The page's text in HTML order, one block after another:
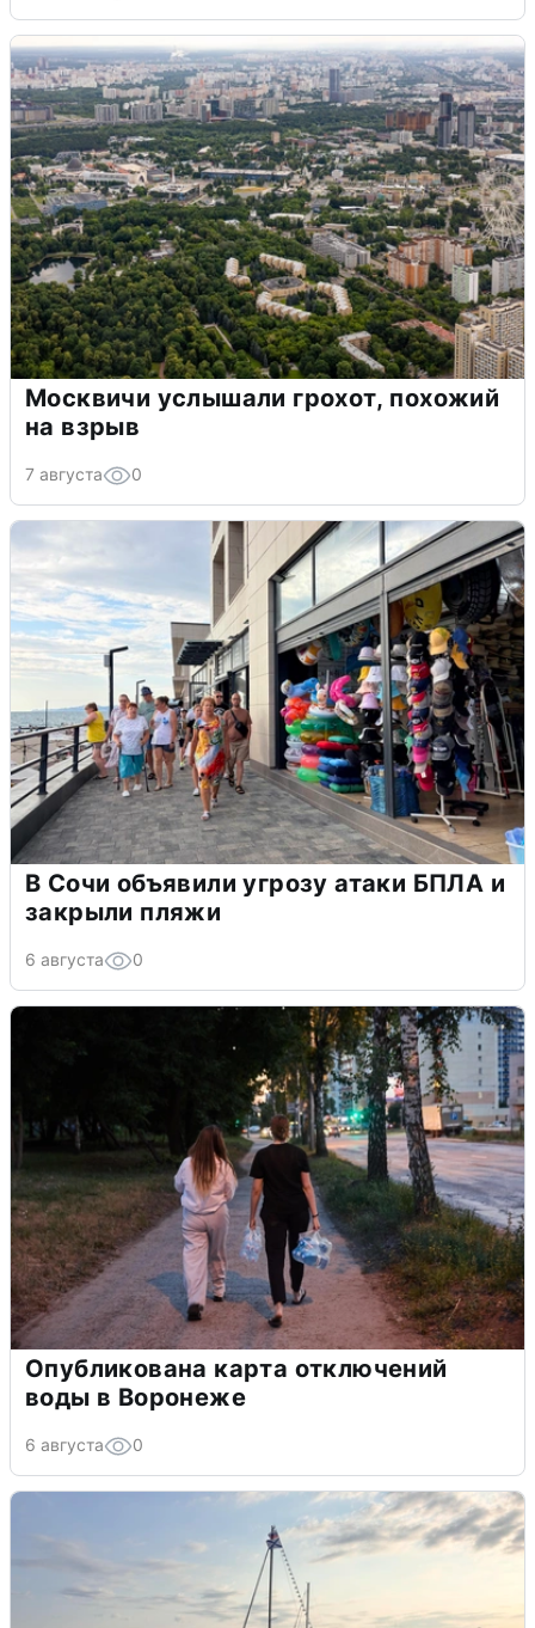
Москвичи услышали грохот, похожий
на взрыв
7 августа 0
В Сочи объявили угрозу атаки БПЛА и
закрыли пляжи
6 августа 0
Опубликована карта отключений
воды в Воронеже
6 августа 0